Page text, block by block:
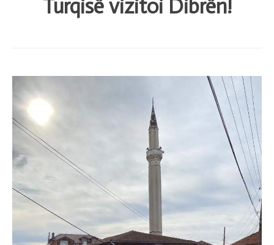
Turqisë vizitoi Dibrën!